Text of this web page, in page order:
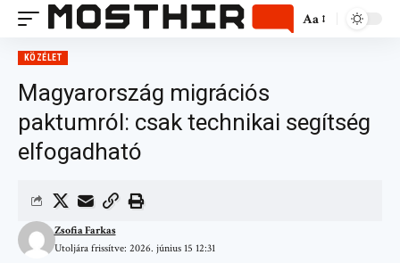
Aa
KÖZÉLET
Magyarország migrációs
paktumról: csak technikai segítség
elfogadható
Utoljára frissítve: 2026. június 15 12:31
Zsofia Farkas